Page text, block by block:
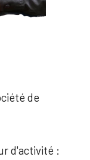
de
d'activité :